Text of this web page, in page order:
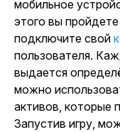
мобильное
этого вы
подключите свой
пользователя.
выдается
можно
активов, которые
Запустив игру,